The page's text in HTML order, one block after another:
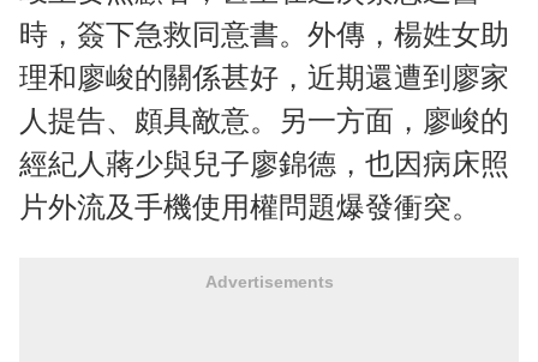
時，簽下急救同意書。外傳，楊姓女助
理和廖峻的關係甚好，近期還遭到廖家
人提告、頗具敵意。另一方面，廖峻的
經紀人蔣少與兒子廖錦德，也因病床照
片外流及手機使用權問題爆發衝突。
Advertisements